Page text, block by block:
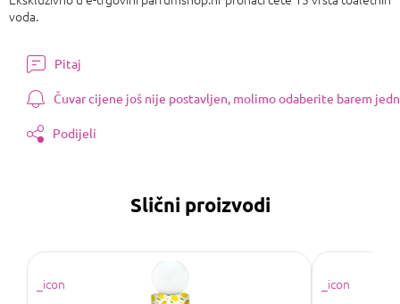
voda.
Pitaj
Čuvar cijene još nije postavljen, molimo odaberite barem
Podijeli
Slični proizvodi